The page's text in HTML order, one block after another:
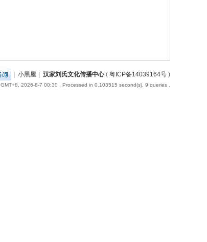
| 小黑屋 | 汉家刘氏文化传播中心( 粤ICP备14039164号 )
GMT+8, 2026-8-7 00:30 , Processed in 0.103515 second(s), 9 queries .